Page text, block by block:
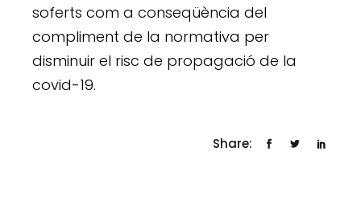
soferts com a conseqüència del
compliment de la normativa per
disminuir el risc de propagació de la
covid-19.
Share: